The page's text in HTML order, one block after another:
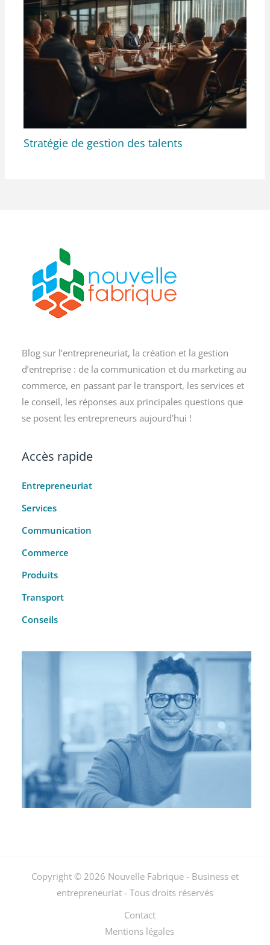
Stratégie de gestion des talents
Blog sur l’entrepreneuriat, la création et la gestion
d’entreprise : de la communication et du marketing au
commerce, en passant par le transport, les services et
le conseil, les réponses aux principales questions que
se posent les entrepreneurs aujourd’hui !
Accès rapide
Entrepreneuriat
Services
Communication
Commerce
Produits
Transport
Conseils
Copyright © 2026 Nouvelle Fabrique - Business et
entrepreneuriat - Tous droits réservés
Contact
Mentions légales